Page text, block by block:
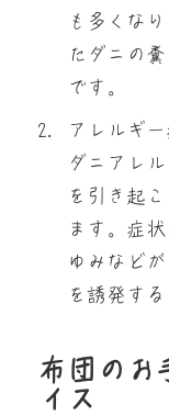
も多くな
たダニの
です。
アレルギ
ダニアレ
を引き起
ます。症
ゆみなど
を誘発す
布団のお
イス